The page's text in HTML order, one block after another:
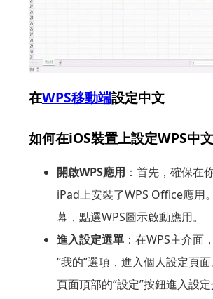
在WPS移動端設定中文
如何在iOS裝置上設定WPS中
開啟WPS應用 ：首先，確保在
iPad上安裝了WPS Office應用
幕，點選WPS圖示啟動應用。
進入設定選單：在WPS主介面
“我的”選項，進入個人設定頁
頁面頂部的“設定”按鈕進入設定